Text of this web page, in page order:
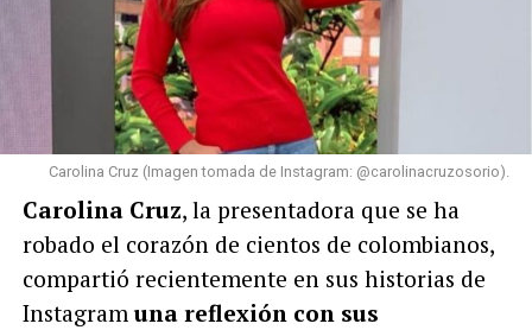
Carolina Cruz (Imagen tomada de Instagram: @carolinacruzosorio).
Carolina Cruz, la presentadora que se ha
robado el corazón de cientos de colombianos,
compartió recientemente en sus historias de
Instagram una reflexión con sus